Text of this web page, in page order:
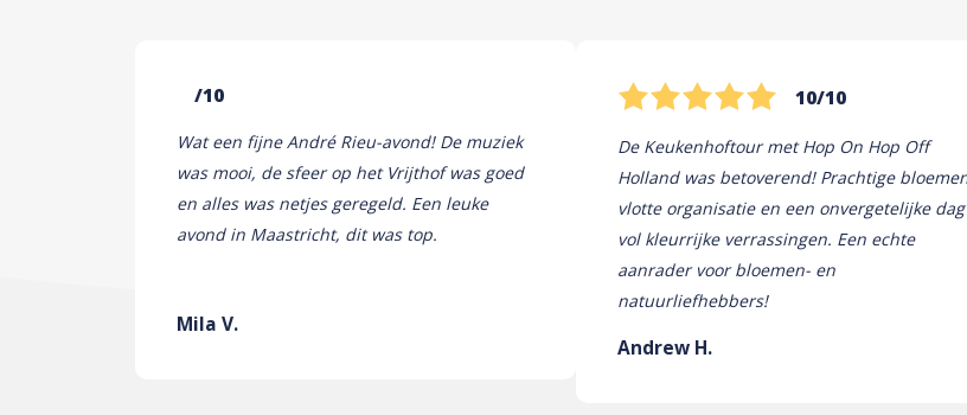
/10
Wat een fijne André Rieu-avond! De muziek
was mooi, de sfeer op het Vrijthof was goed
en alles was netjes geregeld. Een leuke
avond in Maastricht, dit was top.
Mila V.
10/10
De Keukenhoftour met Hop On Hop Off
Holland was betoverend! Prachtige
vlotte organisatie en een onvergetelijke dag
vol kleurrijke verrassingen. Een echte
aanrader voor bloemen- en
natuurliefhebbers!
Andrew H.